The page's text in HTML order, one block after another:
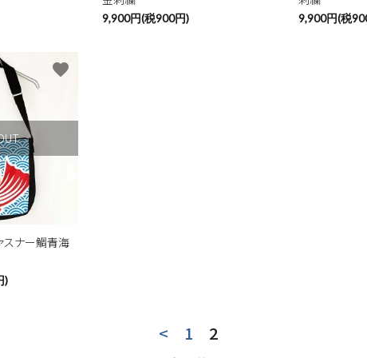
9,900円(税900円) 9,900円(税
スナー鯛青海
)
favorite
< 1 2